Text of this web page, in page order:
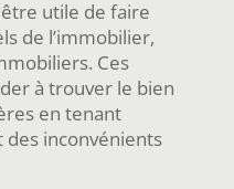
utile de faire
de l’immobilier,
Ces
à trouver le bien
en tenant
des inconvénients